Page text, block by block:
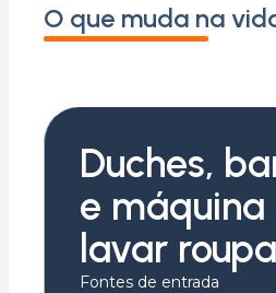
O que muda na
Duches,
e máquina
lavar roupa
Fontes de entrada